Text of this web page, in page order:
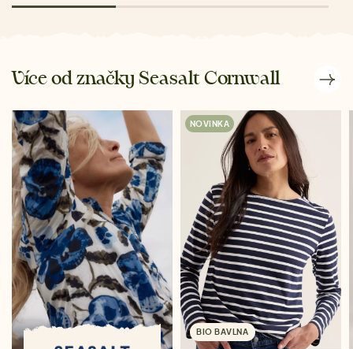
Více od značky Seasalt Cornwall
NOVINKA
BIO BAVLNA